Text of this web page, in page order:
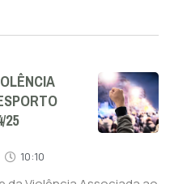
25
10:10